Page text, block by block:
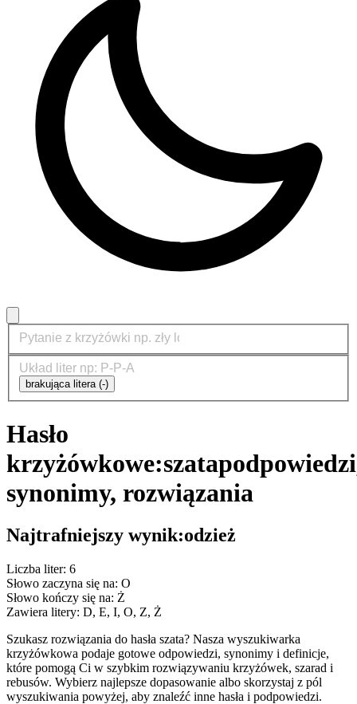
brakująca litera (-)
Hasło
krzyżówkowe:szata
synonimy, rozwiązania
Najtrafniejszy wynik:odzież
Liczba liter: 6
Słowo zaczyna się na: O
Słowo kończy się na: Ż
Zawiera litery: D, E, I, O, Z, Ż
Szukasz rozwiązania do hasła szata? Nasza wyszukiwarka
krzyżówkowa podaje gotowe odpowiedzi, synonimy i definicje,
które pomogą Ci w szybkim rozwiązywaniu krzyżówek, szarad i
rebusów. Wybierz najlepsze dopasowanie albo skorzystaj z pól
wyszukiwania powyżej, aby znaleźć inne hasła i podpowiedzi.